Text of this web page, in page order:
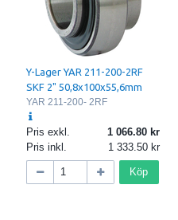
Y-Lager YAR 211-200-2RF
SKF 2" 50,8x100x55,6mm
YAR 211-200- 2RF
Pris exkl.
1 066.80
Pris inkl.
1 333.50
Köp